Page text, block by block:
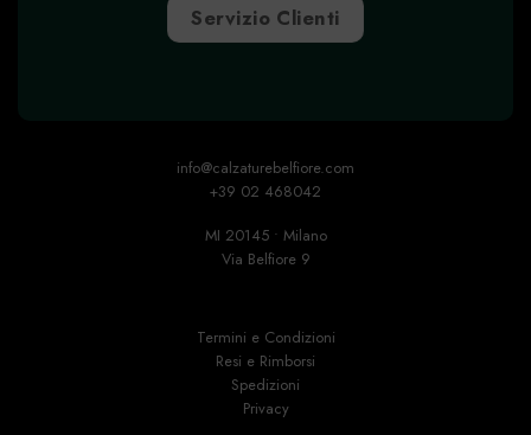
Servizio Clienti
info@calzaturebelfiore.com
+39 02 468042
MI 20145 • Milano
Via Belfiore 9
Termini e Condizioni
Resi e Rimborsi
Spedizioni
Privacy